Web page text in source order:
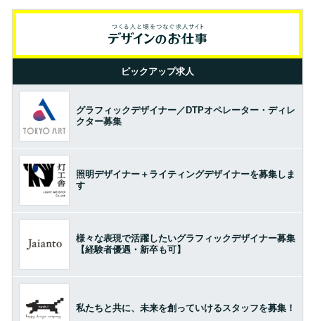
ピックアップ求人
グラフィックデザイナー／DTPオペレーター・ディレ
クター募集
照明デザイナー＋ライティングデザイナーを募集しま
す
様々な表現で活躍したいグラフィックデザイナー募集
【経験者優遇・新卒も可】
私たちと共に、未来を創っていけるスタッフを募集！